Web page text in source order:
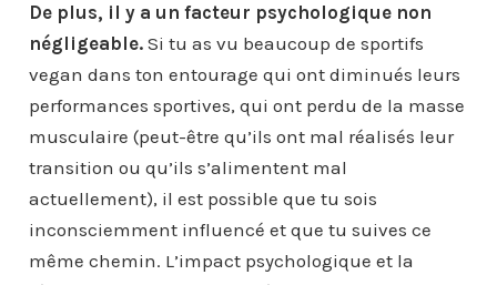
De plus, il y a un facteur psychologique non
négligeable.Si tu as vu beaucoup de sportifs
vegan dans ton entourage qui ont diminués leurs
performances sportives, qui ont perdu de la masse
musculaire (peut-être qu’ils ont mal réalisés leur
transition ou qu’ils s’alimentent mal
actuellement), il est possible que tu sois
inconsciemment influencé et que tu suives ce
même chemin. L’impact psychologique et la